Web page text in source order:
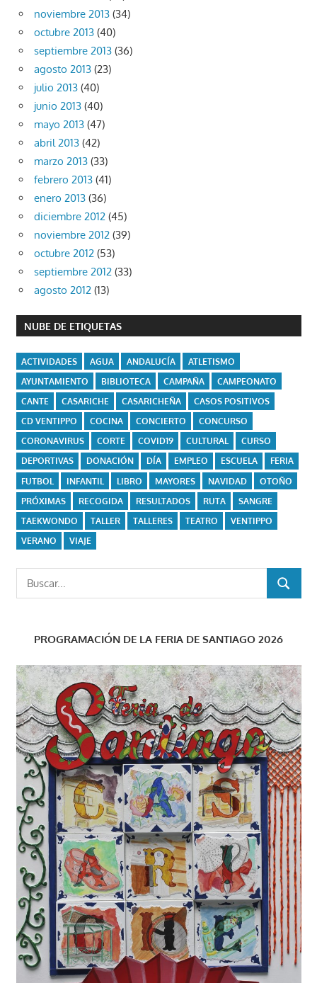
noviembre 2013 (34)
octubre 2013 (40)
septiembre 2013 (36)
agosto 2013 (23)
julio 2013 (40)
junio 2013 (40)
mayo 2013 (47)
abril 2013 (42)
marzo 2013 (33)
febrero 2013 (41)
enero 2013 (36)
diciembre 2012 (45)
noviembre 2012 (39)
octubre 2012 (53)
septiembre 2012 (33)
agosto 2012 (13)
NUBE DE ETIQUETAS
ACTIVIDADES AGUA ANDALUCÍA
ATLETISMO
AYUNTAMIENTO
BIBLIOTECA CAMPAÑA
CAMPEONATO
CANTE
CASARICHE CASARICHEÑA
CASOS POSITIVOS
CD VENTIPPO
COCINA CONCIERTO
CONCURSO
CORONAVIRUS
CORTE COVID19 CULTURAL
CURSO
DEPORTIVAS
DONACIÓN DÍA EMPLEO ESCUELA
FERIA
FUTBOL
INFANTIL LIBRO MAYORES NAVIDAD
OTOÑO
PRÓXIMAS
RECOGIDA RESULTADOS RUTA
SANGRE
TAEKWONDO
TALLER TALLERES TEATRO
VENTIPPO
VERANO
VIAJE
Buscar:
BUSCAR
PROGRAMACIÓN DE LA FERIA DE SANTIAGO 2026